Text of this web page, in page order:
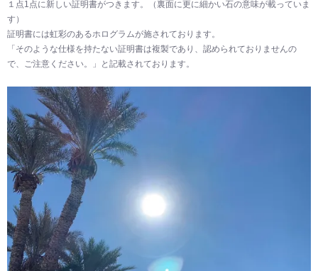
１点1点に新しい証明書がつきます。（裏面に更に細かい石の意味が載っていま
す）
証明書には虹彩のあるホログラムが施されております。
「そのような仕様を持たない証明書は複製であり、認められておりませんの
で、ご注意ください。」と記載されております。